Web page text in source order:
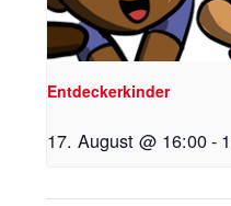
Entdeckerkinder
17. August @ 16:00-